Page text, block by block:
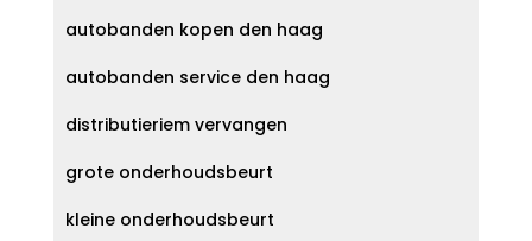
autobanden kopen den haag
autobanden service den haag
distributieriem vervangen
grote onderhoudsbeurt
kleine onderhoudsbeurt